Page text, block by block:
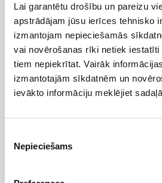
Lai garantētu drošību un pareizu
apstrādājam jūsu ierīces tehnisko
izmantojam nepieciešamās
vai novērošanas rīki netiek iestatīti
tiem nepiekrītat. Vairāk
izmantotajām sīkdatnēm un
ievākto informāciju meklējiet sadaļā
izvēle
Nepieciešams
3 99 €
14,25€/kg